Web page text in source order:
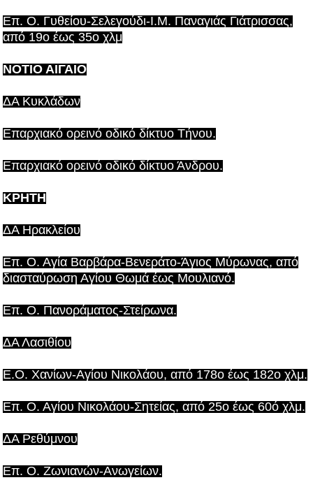
Επ. Ο. Γυθείου-Σελεγούδι-Ι.Μ. Παναγιάς Γιάτρισσας,
από 19ο έως 35ο χλμ
ΝΟΤΙΟ ΑΙΓΑΙΟ
ΔΑ Κυκλάδων
Επαρχιακό ορεινό οδικό δίκτυο Τήνου.
Επαρχιακό ορεινό οδικό δίκτυο Άνδρου.
ΚΡΗΤΗ
ΔΑ Ηρακλείου
Επ. Ο. Αγία Βαρβάρα-Βενεράτο-Άγιος Μύρωνας, από
διασταύρωση Αγίου Θωμά έως Μουλιανό.
Επ. Ο. Πανοράματος-Στείρωνα.
ΔΑ Λασιθίου
Ε.Ο. Χανίων-Αγίου Νικολάου, από 178ο έως 182ο χλμ.
Επ. Ο. Αγίου Νικολάου-Σητείας, από 25ο έως 60ό χλμ.
ΔΑ Ρεθύμνου
Επ. Ο. Ζωνιανών-Ανωγείων.